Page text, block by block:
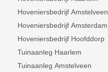
Hoveniersbedrijf Amstelveen
Hoveniersbedrijf Amsterdam
Hoveniersbedrijf Hoofddorp
Tuinaanleg Haarlem
Tuinaanleg Amstelveen